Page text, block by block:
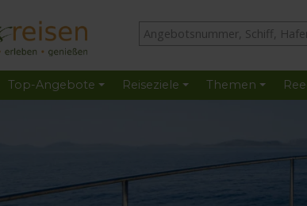
Top-Angebote Reiseziele Themen